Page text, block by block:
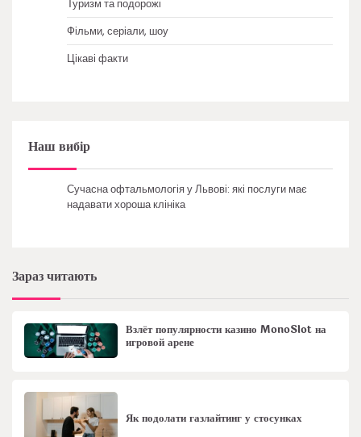
Туризм та подорожі
Фільми, серіали, шоу
Цікаві факти
Наш вибір
Сучасна офтальмологія у Львові: які послуги має
надавати хороша клініка
Зараз читають
Взлёт популярности казино MonoSlot на
игровой арене
Як подолати газлайтинг у стосунках